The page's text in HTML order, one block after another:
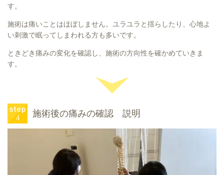
す。
施術は痛いことはほぼしません。ユラユラと揺らしたり、心地よ
い刺激で眠ってしまわれる方も多いです。
ときどき痛みの変化を確認し、施術の方向性を確かめていきま
す。
施術後の痛みの確認 説明